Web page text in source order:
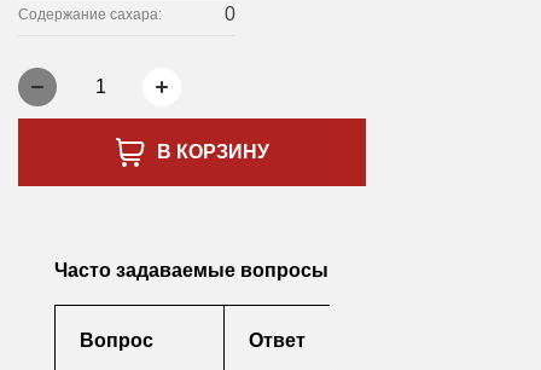
Содержание сахара: 0
1
В КОРЗИНУ
Часто задаваемые вопросы
Вопрос Ответ